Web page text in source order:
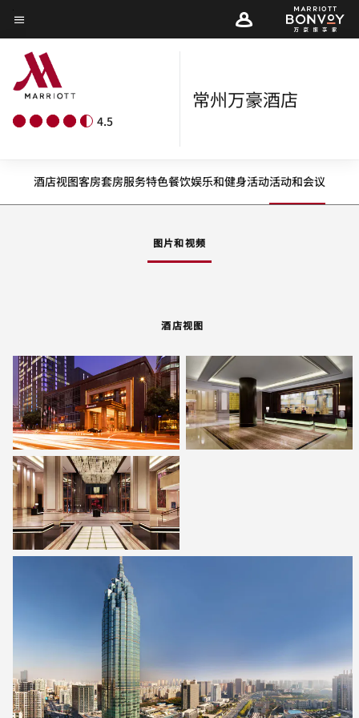
Skip
to
main
content
菜单文本
4.5
常州万豪酒店
酒店视图客房套房服务特色餐饮娱乐和健身活动活动和会议
图片和视频
酒店视图